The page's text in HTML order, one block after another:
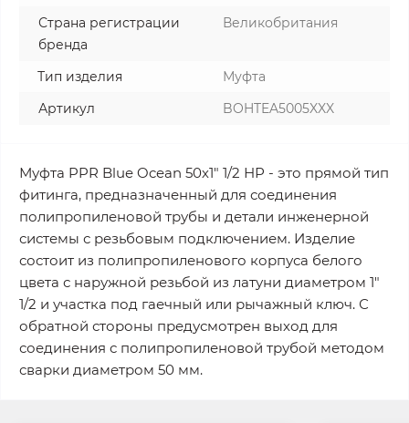
Страна регистрации
бренда
Великобритания
Тип изделия
Муфта
Артикул
BOHTEA5005XXX
Муфта PPR Blue Ocean 50х1" 1/2 НР - это прямой тип
фитинга, предназначенный для соединения
полипропиленовой трубы и детали инженерной
системы с резьбовым подключением. Изделие
состоит из полипропиленового корпуса белого
цвета с наружной резьбой из латуни диаметром 1"
1/2 и участка под гаечный или рычажный ключ. С
обратной стороны предусмотрен выход для
соединения с полипропиленовой трубой методом
сварки диаметром 50 мм.